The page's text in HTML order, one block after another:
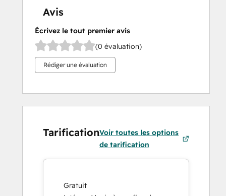
Avis
Écrivez le tout premier avis
(0 évaluation)
Rédiger une évaluation
TarificationVoir toutes les options
de tarification
Gratuit